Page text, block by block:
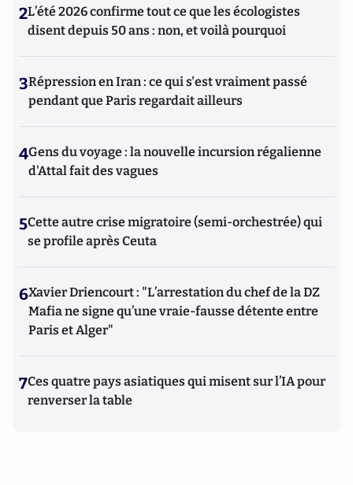
2L’été 2026 confirme tout ce que les écologistes
disent depuis 50 ans : non, et voilà pourquoi
3Répression en Iran : ce qui s'est vraiment passé
pendant que Paris regardait ailleurs
4Gens du voyage : la nouvelle incursion régalienne
d'Attal fait des vagues
5Cette autre crise migratoire (semi-orchestrée) qui
se profile après Ceuta
6Xavier Driencourt : "L’arrestation du chef de la DZ
Mafia ne signe qu’une vraie-fausse détente entre
Paris et Alger"
7Ces quatre pays asiatiques qui misent sur l’IA pour
renverser la table